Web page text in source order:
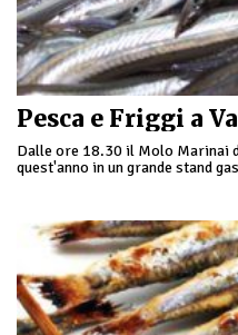
Pesca e Friggi a
Dalle ore 18.30 il Molo Marinai
quest'anno in un grande stand